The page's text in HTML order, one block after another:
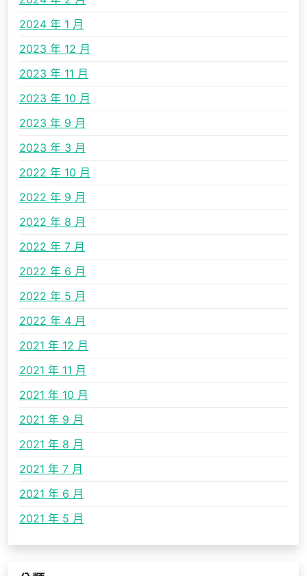
2024 年 1 月
2023 年 12 月
2023 年 11 月
2023 年 10 月
2023 年 9 月
2023 年 3 月
2022 年 10 月
2022 年 9 月
2022 年 8 月
2022 年 7 月
2022 年 6 月
2022 年 5 月
2022 年 4 月
2021 年 12 月
2021 年 11 月
2021 年 10 月
2021 年 9 月
2021 年 8 月
2021 年 7 月
2021 年 6 月
2021 年 5 月